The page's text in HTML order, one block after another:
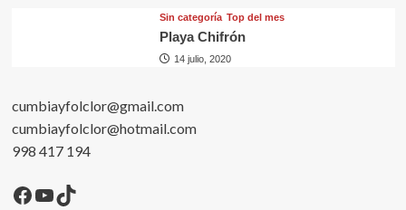
Sin categorí­a Top del mes
Playa Chifrón
14 julio, 2020
cumbiayfolclor@gmail.com
cumbiayfolclor@hotmail.com
998 417 194
Facebook
YouTube
TikTok